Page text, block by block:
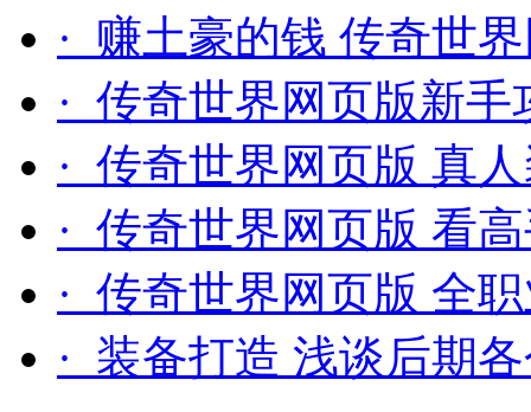
· 赚土豪的钱 传奇世
· 传奇世界网页版新
· 传奇世界网页版 真
· 传奇世界网页版 看
· 传奇世界网页版 全
· 装备打造 浅谈后期